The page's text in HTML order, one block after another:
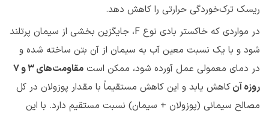
ریسک ترک‌خوردگی حرارتی را کاهش دهد.
در مواردی که خاکستر بادی نوع F، جایگزین بخشی از سیمان پرتلند
شود و با یک نسبت معین آب به سیمان از آن بتن ساخته شده و
در دمای معمولی عمل آورده شود، ممکن است
مقاومت‌های ۳ و ۷
روزه آنکاهش یابد و این کاهش مستقیماً با مقدار پوزولان در کل
مصالح سیمانی (پوزولان + سیمان) نسبت مستقیم دارد. با این